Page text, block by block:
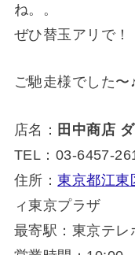
ね。。
ぜひ替玉アリで！
ご馳走様でした〜
店名： 田中商店
TEL：03-6457-
住所：東京都江東
ィ東京プラザ
最寄駅：東京テレ